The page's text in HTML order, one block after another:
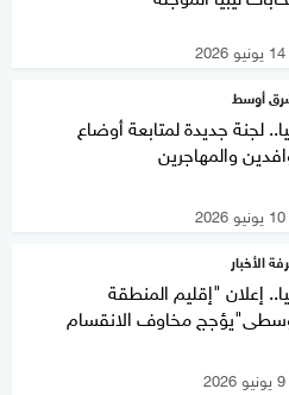
14 يونيو 2026
أوسط
لجنة جديدة لمتابعة أوضاع
والمهاجرين
10 يونيو 2026
الأخبار
إعلان "إقليم المنطقة
مخاوف الانقسام
9 يونيو 2026